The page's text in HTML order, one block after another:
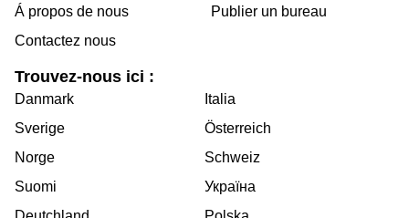
Á propos de nous
Contactez nous
Publier un bureau
Trouvez-nous ici :
Danmark
Sverige
Norge
Suomi
Italia
Österreich
Schweiz
Україна